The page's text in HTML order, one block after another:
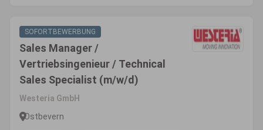
SOFORTBEWERBUNG
Sales Manager /
Vertriebsingenieur / Technical
Sales Specialist (m/w/d)
Westeria GmbH
Ostbevern